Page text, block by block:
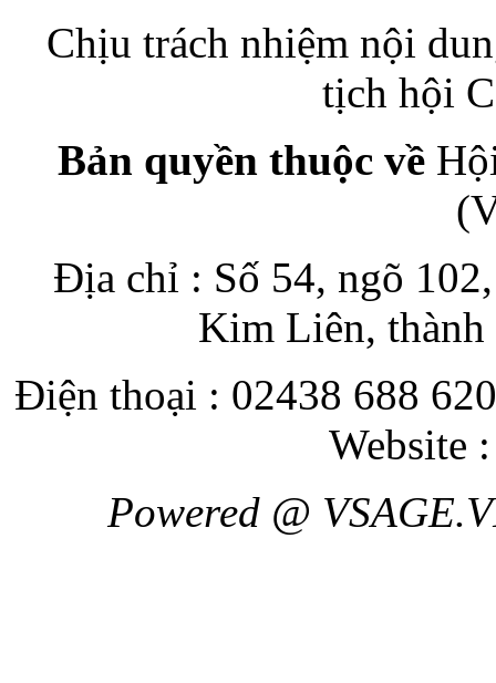
Chịu trách nhiệm nội
tịch hội
Bản quyền thuộc về
Địa chỉ : Số 54, ngõ
Kim Liên,
Điện thoại : 02438 688
Website
Powered @